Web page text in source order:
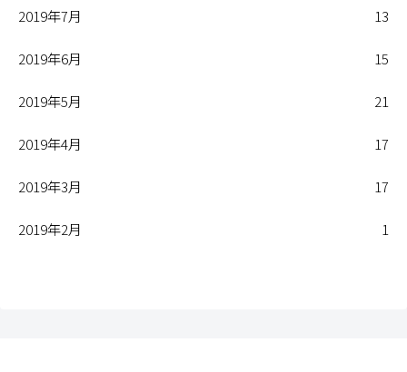
2019年7月 13
2019年6月 15
2019年5月 21
2019年4月 17
2019年3月 17
2019年2月 1